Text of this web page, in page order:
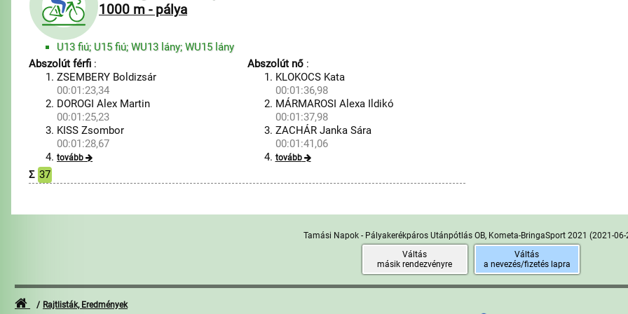
1000 m - pálya
U13 fiú; U15 fiú; WU13 lány; WU15 lány
Abszolút férfi :
ZSEMBERY Boldizsár
00:01:23,34
DOROGI Alex Martin
00:01:25,23
KISS Zsombor
00:01:28,67
tovább
Abszolút nő:
KLOKOCS Kata
00:01:36,98
MÁRMAROSI Alexa Ildikó
00:01:37,98
ZACHÁR Janka Sára
00:01:41,06
tovább
Σ 37
Tamási Napok - Pályakerékpáros Utánpótlás OB, Kometa-BringaSport 2021 (2021-06-
Váltás
másik rendezvényre
Váltás
a nevezés/fizetés lapra
Rajtlisták, Eredmények